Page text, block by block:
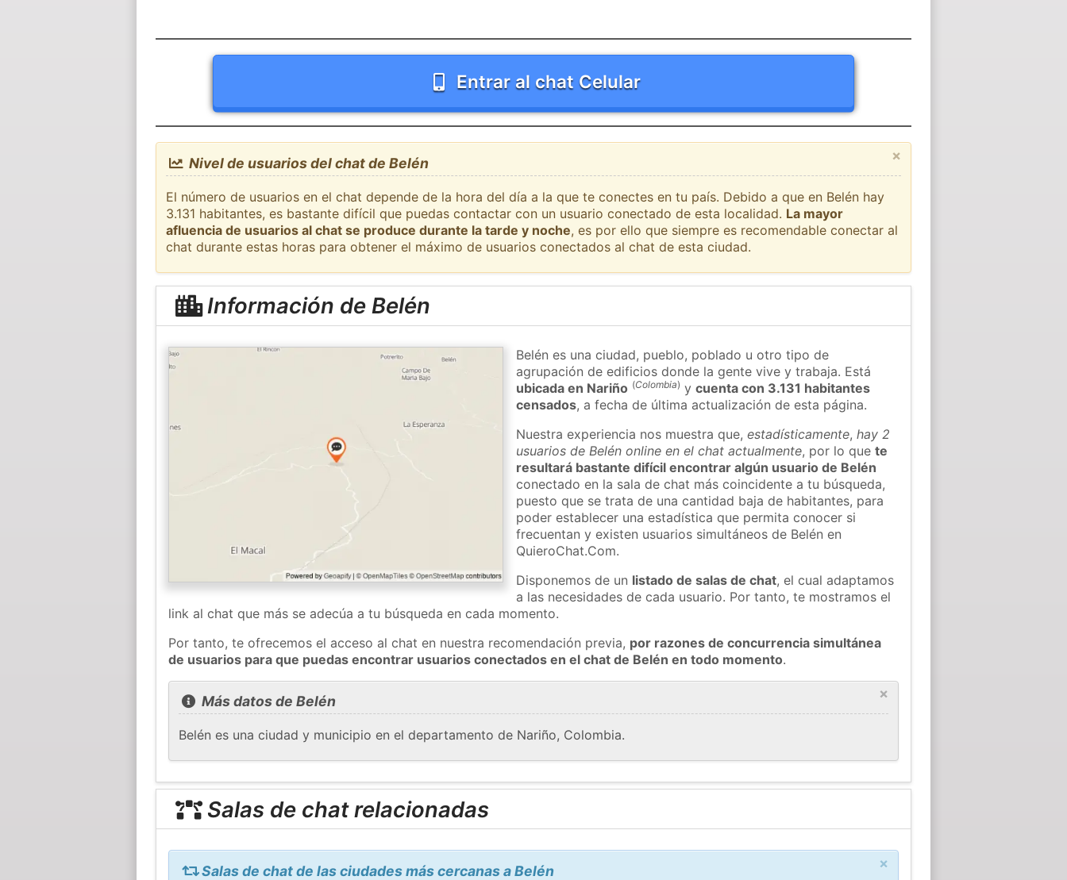
Entrar al chat Celular
×
Nivel de usuarios del chat de Belén
El número de usuarios en el chat depende de la hora del día a la que te conectes en tu país. Debido a que en Belén hay
3.131 habitantes, es bastante difícil que puedas contactar con un usuario conectado de esta localidad. La mayor
afluencia de usuarios al chat se produce durante la tarde y noche, es por ello que siempre es recomendable conectar al
chat durante estas horas para obtener el máximo de usuarios conectados al chat de esta ciudad.
Información de Belén
Belén es una ciudad, pueblo, poblado u otro tipo de
agrupación de edificios donde la gente vive y trabaja. Está
ubicada en Nariño (Colombia) ycuenta con 3.131 habitantes
censados, a fecha de última actualización de esta página.
Nuestra experiencia nos muestra que,estadísticamente,hay 2
usuarios de Belén online en el chat actualmente, por lo quete
resultará bastante difícil encontrar algún usuario de Belén
conectado en la sala de chat más coincidente a tu búsqueda,
puesto que se trata de una cantidad baja de habitantes, para
poder establecer una estadística que permita conocer si
frecuentan y existen usuarios simultáneos de Belén en
QuieroChat.Com.
Disponemos de un listado de salas de chat, el cual adaptamos
a las necesidades de cada usuario. Por tanto, te mostramos el
link al chat que más se adecúa a tu búsqueda en cada momento.
Por tanto, te ofrecemos el acceso al chat en nuestra recomendación previa, por razones de concurrencia simultánea
de usuarios para que puedas encontrar usuarios conectados en el chat de Belén en todo momento.
×
Más datos de Belén
Belén es una ciudad y municipio en el departamento de Nariño, Colombia.
Salas de chat relacionadas
×
Salas de chat de las ciudades más cercanas a Belén